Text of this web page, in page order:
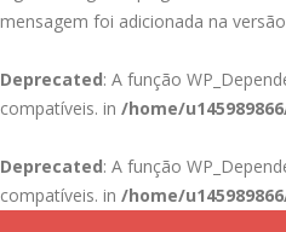
mensagem foi adicionada na
Deprecated: A função
compatíveis. in /home/
Deprecated: A função
compatíveis. in /home/